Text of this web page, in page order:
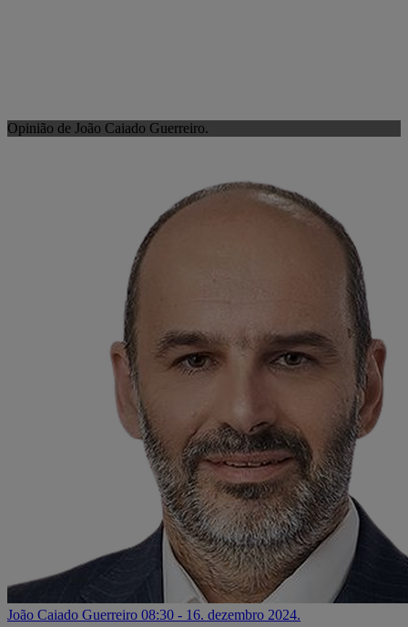
Opinião de João Caiado Guerreiro.
João Caiado Guerreiro 08:30 - 16. dezembro 2024.